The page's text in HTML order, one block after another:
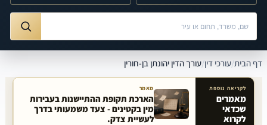
חיפוש לפי שם, משרד, תחום משפט או עיר
דף הבית/עורכי דין/עורך הדין יהונתן בן-חורין
מאמרים קשורים באתר
לקריאה נוספת
מאמרים
שכדאי
לקרוא
מאמר
הארכת תקופת ההתיישנות בעבירות
מין בקטינים - צעד משמעותי בדרך
לעשיית צדק.